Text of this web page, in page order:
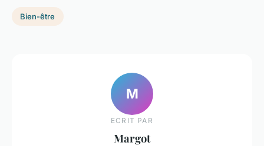
Bien-être
M
ECRIT PAR
Margot